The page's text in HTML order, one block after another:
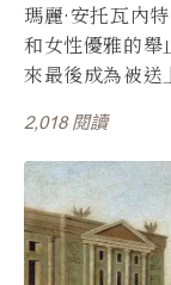
瑪麗·安托瓦內
和女性優雅的舉
來最後成為被送
2,018 閱讀